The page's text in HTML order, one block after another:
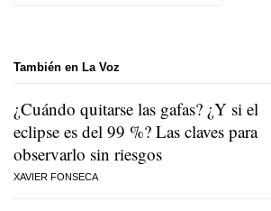
También en La Voz
¿Cuándo quitarse las gafas? ¿Y si el
eclipse es del 99 %? Las claves para
observarlo sin riesgos
XAVIER FONSECA